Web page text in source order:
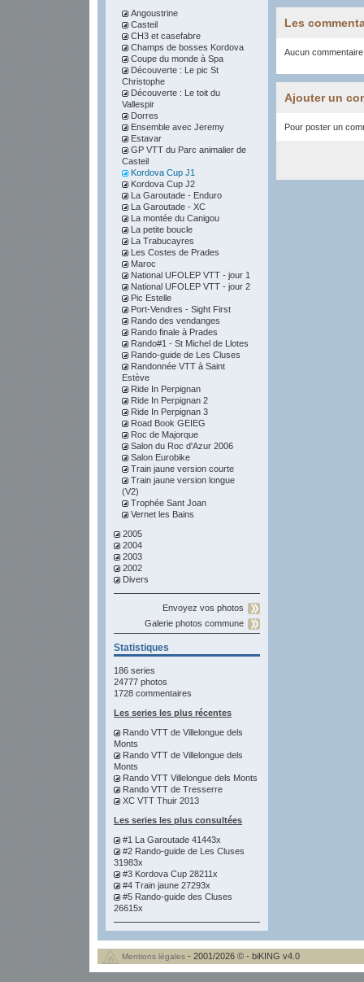
Angoustrine
Casteil
CH3 et casefabre
Champs de bosses Kordova
Coupe du monde à Spa
Découverte : Le pic St
Christophe
Découverte : Le toit du
Vallespir
Dorres
Ensemble avec Jeremy
Estavar
GP VTT du Parc animalier de
Casteil
Kordova Cup J1
Kordova Cup J2
La Garoutade - Enduro
La Garoutade - XC
La montée du Canigou
La petite boucle
La Trabucayres
Les Costes de Prades
Maroc
National UFOLEP VTT - jour 1
National UFOLEP VTT - jour 2
Pic Estelle
Port-Vendres - Sight First
Rando des vendanges
Rando finale à Prades
Rando#1 - St Michel de Llotes
Rando-guide de Les Cluses
Randonnée VTT à Saint
Estève
Ride In Perpignan
Ride In Perpignan 2
Ride In Perpignan 3
Road Book GEIEG
Roc de Majorque
Salon du Roc d'Azur 2006
Salon Eurobike
Train jaune version courte
Train jaune version longue
(V2)
Trophée Sant Joan
Vernet les Bains
2005
2004
2003
2002
Divers
Envoyez vos photos
Galerie photos commune
Statistiques
186 series
24777 photos
1728 commentaires
Les series les plus récentes
Rando VTT de Villelongue dels
Monts
Rando VTT de Villelongue dels
Monts
Rando VTT Villelongue dels Monts
Rando VTT de Tresserre
XC VTT Thuir 2013
Les series les plus consultées
#1 La Garoutade 41443x
#2 Rando-guide de Les Cluses
31983x
#3 Kordova Cup 28211x
#4 Train jaune 27293x
#5 Rando-guide des Cluses
26615x
Les
Aucun
Ajouter un
Pour poster un
Mentions légales - 2001/2026 © - biKING v4.0